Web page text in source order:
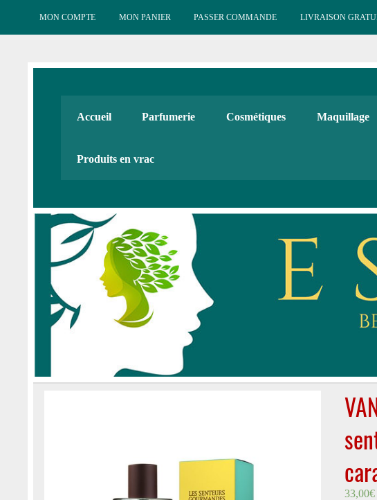
MON COMPTE MON PANIER PASSER COMMANDE LIVRAISON
Esténat : Parfumerie
Accueil
Parfumerie Cosmétiques Maquillage
Produits en vrac
33,00€